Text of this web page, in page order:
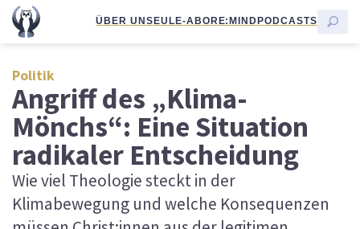
ÜBER UNSEULE-ABORE:MINDPODCASTS
Politik
Angriff des „Klima-
Mönchs“: Eine Situation
radikaler Entscheidung
Wie viel Theologie steckt in der
Klimabewegung und welche Konsequenzen